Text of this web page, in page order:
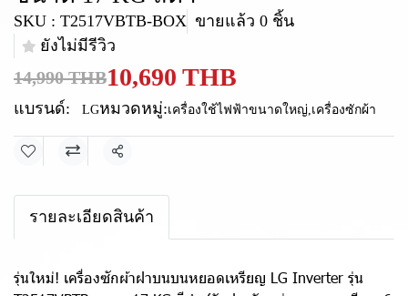
SKU : T2517VBTB-BOX ขายแล้ว 0 ชิ้น
ยังไม่มีรีวิว
14,990 THB10,690 THB
แบรนด์: LGหมวดหมู่:เครื่องใช้ไฟฟ้าขนาดใหญ่,เครื่องซักผ้า
แชร์
รายละเอียดสินค้า
รุ่นใหม่! เครื่องซักผ้าฝาบนบนหยอดเหรียญ LG Inverter รุ่น